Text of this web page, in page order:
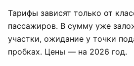
Тарифы зависят только от
пассажиров. В сумму уже
участки, ожидание у точки
пробках. Цены — на 2026 год.